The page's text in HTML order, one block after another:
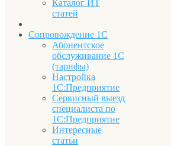
Каталог ИТ
статей
Сопровождение 1С
Абонентское
обслуживание 1С
(тарифы)
Настройка
1С:Предприятие
Сервисный выезд
специалиста по
1С:Предприятие
Интересные
статьи